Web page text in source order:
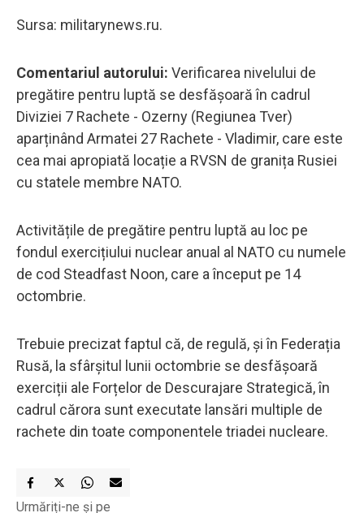
Sursa: militarynews.ru.
Comentariul autorului: Verificarea nivelului de
pregătire pentru luptă se desfășoară în cadrul
Diviziei 7 Rachete - Ozerny (Regiunea Tver)
aparținând Armatei 27 Rachete - Vladimir, care este
cea mai apropiată locație a RVSN de granița Rusiei
cu statele membre NATO.
Activitățile de pregătire pentru luptă au loc pe
fondul exercițiului nuclear anual al NATO cu numele
de cod Steadfast Noon, care a început pe 14
octombrie.
Trebuie precizat faptul că, de regulă, și în Federația
Rusă, la sfârșitul lunii octombrie se desfășoară
exerciții ale Forțelor de Descurajare Strategică, în
cadrul cărora sunt executate lansări multiple de
rachete din toate componentele triadei nucleare.
Urmăriți-ne și pe